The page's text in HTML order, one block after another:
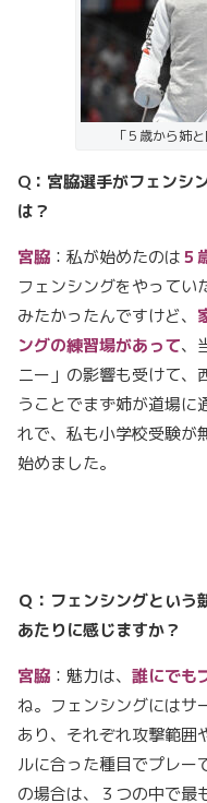
「５歳から姉
Q：宮脇選手がフェンシ
は？
宮脇 ：私が始めたのは５
フェンシングをやってい
みたかったんですけど、
ングの練習場があって、
ニー」の影響も受けて、
うことでまず姉が道場に
れで、私も小学校受験が
始めました。
Ｑ：フェンシングという
あたりに感じますか？
宮脇 ：魅力は、 誰にでも
ね。フェンシングにはサ
あり、それぞれ攻撃範囲
ルに合った種目でプレー
の場合は、３つの中で最